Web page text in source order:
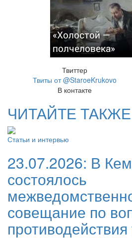
«Холостой —
полчеловека»
Твиттер
Твиты от @StaroeKrukovo
В контакте
ЧИТАЙТЕ
Статьи и интервью
23.07.2026: В
состоялось
совещание по